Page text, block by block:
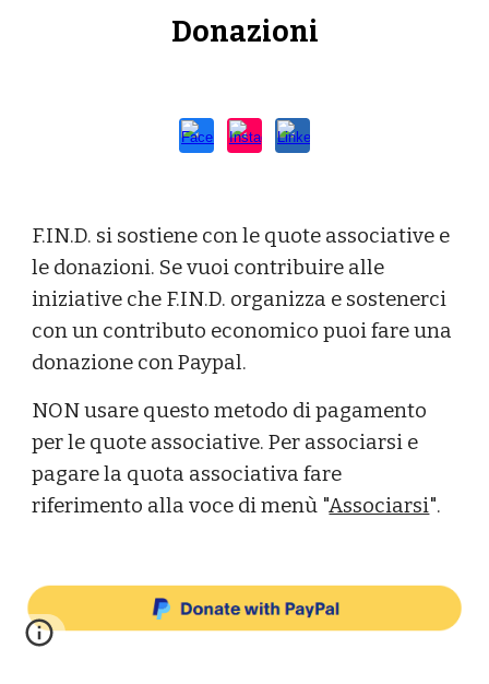
Donazioni
F.IN.D. si sostiene con le quote associative e
le donazioni. Se vuoi contribuire alle
iniziative che F.IN.D. organizza e sostenerci
con un contributo economico puoi fare una
donazione con Paypal.
NON usare questo metodo di pagamento
per le quote associative. Per associarsi e
pagare la quota associativa fare
riferimento alla voce di menù "Associarsi".